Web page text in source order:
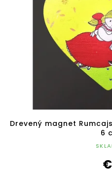
Drevený magnet
6